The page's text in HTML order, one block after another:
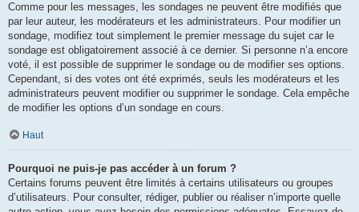
Comme pour les messages, les sondages ne peuvent être modifiés que
par leur auteur, les modérateurs et les administrateurs. Pour modifier un
sondage, modifiez tout simplement le premier message du sujet car le
sondage est obligatoirement associé à ce dernier. Si personne n’a encore
voté, il est possible de supprimer le sondage ou de modifier ses options.
Cependant, si des votes ont été exprimés, seuls les modérateurs et les
administrateurs peuvent modifier ou supprimer le sondage. Cela empêche
de modifier les options d’un sondage en cours.
Haut
Pourquoi ne puis-je pas accéder à un forum ?
Certains forums peuvent être limités à certains utilisateurs ou groupes
d’utilisateurs. Pour consulter, rédiger, publier ou réaliser n’importe quelle